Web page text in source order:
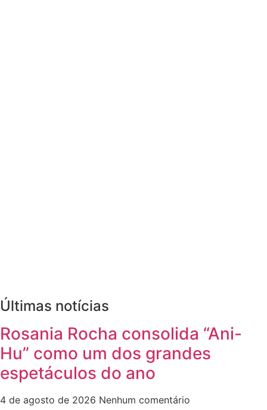
Últimas notícias
Rosania Rocha consolida “Ani-
Hu” como um dos grandes
espetáculos do ano
4 de agosto de 2026 Nenhum comentário